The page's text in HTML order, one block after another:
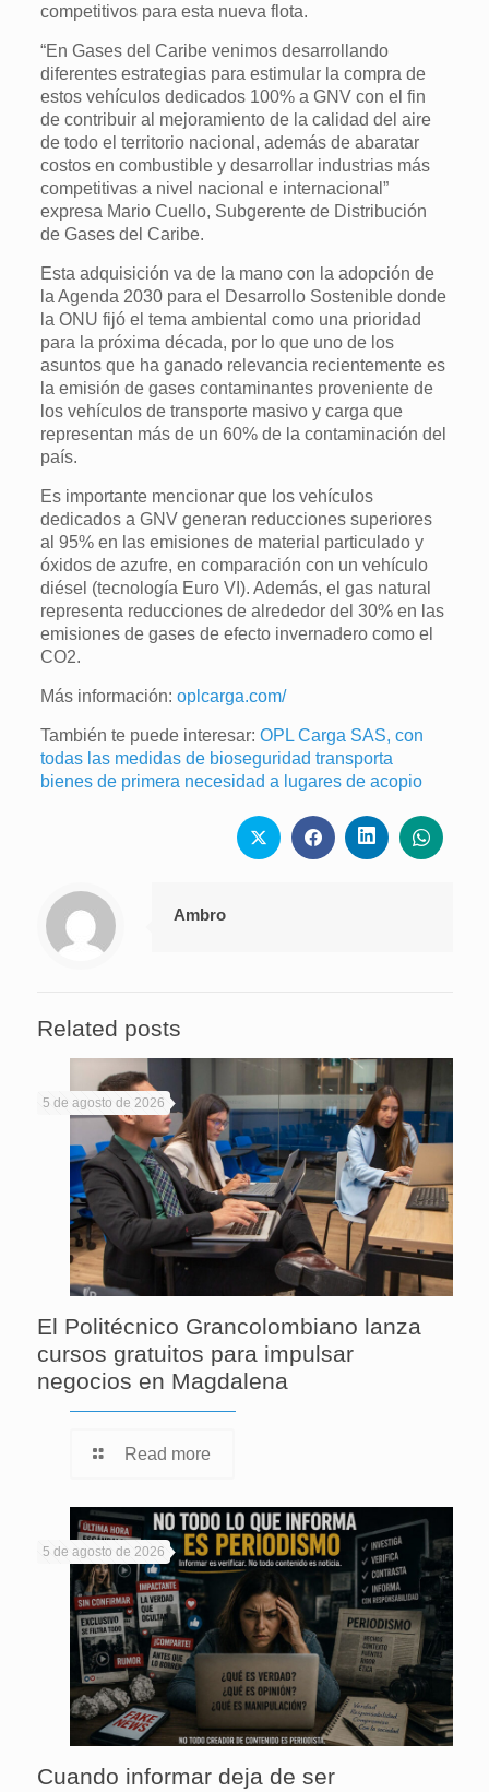
competitivos para esta nueva flota.
“En Gases del Caribe venimos desarrollando
diferentes estrategias para estimular la compra de
estos vehículos dedicados 100% a GNV con el fin
de contribuir al mejoramiento de la calidad del aire
de todo el territorio nacional, además de abaratar
costos en combustible y desarrollar industrias más
competitivas a nivel nacional e internacional”
expresa Mario Cuello, Subgerente de Distribución
de Gases del Caribe.
Esta adquisición va de la mano con la adopción de
la Agenda 2030 para el Desarrollo Sostenible donde
la ONU fijó el tema ambiental como una prioridad
para la próxima década, por lo que uno de los
asuntos que ha ganado relevancia recientemente es
la emisión de gases contaminantes proveniente de
los vehículos de transporte masivo y carga que
representan más de un 60% de la contaminación del
país.
Es importante mencionar que los vehículos
dedicados a GNV generan reducciones superiores
al 95% en las emisiones de material particulado y
óxidos de azufre, en comparación con un vehículo
diésel (tecnología Euro VI). Además, el gas natural
representa reducciones de alrededor del 30% en las
emisiones de gases de efecto invernadero como el
CO2.
Más información:oplcarga.com/
También te puede interesar:OPL Carga SAS, con
todas las medidas de bioseguridad transporta
bienes de primera necesidad a lugares de acopio
Ambro
Related posts
5 de agosto de 2026
El Politécnico Grancolombiano lanza
cursos gratuitos para impulsar
negocios en Magdalena
Read more
5 de agosto de 2026
Cuando informar deja de ser